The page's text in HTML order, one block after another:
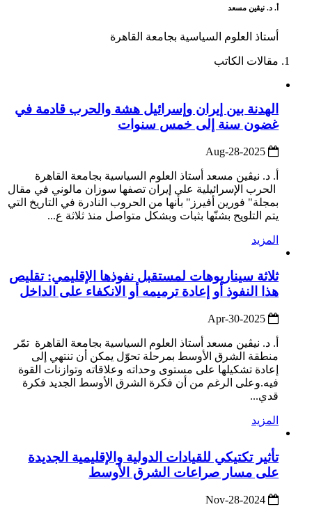
أ. د. نيڤين مسعد
أستاذ العلوم السياسية بجامعة القاهرة
مقالات الكاتب
الهدنة بين إيران وإسرائيل هشة والحرب قادمة في
غضون سنة إلى خمس سنوات
أ. د. نيڤين مسعد أستاذ العلوم السياسية بجامعة القاهرة
الحرب الإسرائيلية على إيران تصفها سوزان مالوني في مقال
بمجلة" فورين أفيرز" بأنها من الحروب النادرة في التاريخ التي
يتم التلويح بشنّها بثبات وبشكل متواصل منذ ثلاثة ع...
المزيد
ثلاثة سيناريوهات لمستقبل نفوذها الإقليمي: تقليص
هذا النفوذ أو إعادة ترميمه أو الانكفاء على الداخل
أ. د. نيڤين مسعد أستاذ العلوم السياسية بجامعة القاهرة تمّر
منطقة الشرق الأوسط بمرحلة تحوّل يمكن أن تنتهي إلى
إعادة تشكيلها على مستوى وحداته وعلاقاته وتوازنات القوة
فيه.وعلى الرغم من أن فكرة الشرق الأوسط الجديد فكرة
قدي...
المزيد
تأثير تكتيكي للقيادات الدولية والإقليمية الجديدة
على مسار صراعات الشرق الأوسط